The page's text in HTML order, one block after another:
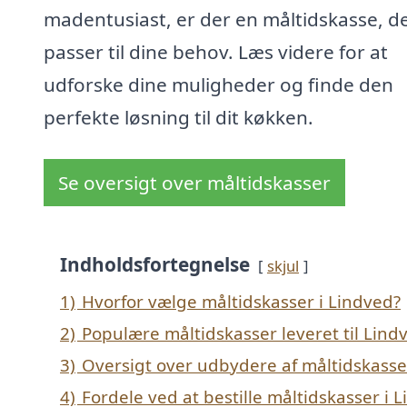
madentusiast, er der en måltidskasse,
passer til dine behov. Læs videre for at
udforske dine muligheder og finde den
perfekte løsning til dit køkken.
Se oversigt over måltidskasser
Indholdsfortegnelse skjul
1) Hvorfor vælge måltidskasser i Lindved?
2) Populære måltidskasser leveret til
3) Oversigt over udbydere af
4) Fordele ved at bestille måltidskasser i